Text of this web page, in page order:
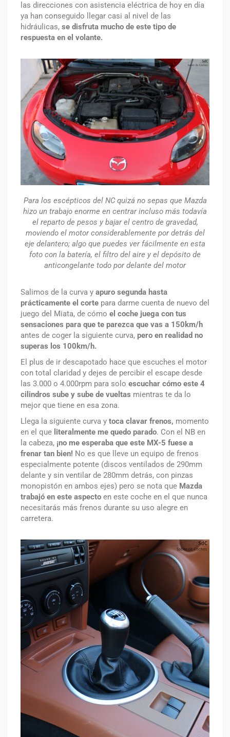
las direcciones con asistencia eléctrica de hoy en día
ya han conseguido llegar casi al nivel de las
hidráulicas, se disfruta mucho de este tipo de
respuesta en el volante.
Para los escépticos del NC quizá no sepas que Mazda
hizo un trabajo enorme en centrar incluso más todavía
el reparto de pesos y bajar el centro de gravedad,
moviendo el motor considerablemente por detrás del
eje delantero; algo que puedes ver fácilmente en esta
foto con la batería, el filtro del aire y el depósito de
anticongelante todo por delante del motor
Salimos de la curva y apuro segunda hasta
prácticamente el corte para darme cuenta de nuevo del
juego del Miata, de cómo el coche juega con tus
sensaciones para que te parezca que vas a 150km/h
antes de coger la siguiente curva, pero en realidad no
superas los 100km/h.
El plus de ir descapotado hace que escuches el motor
con total claridad y dejes de percibir el escape desde
las 3.000 o 4.000rpm para solo escuchar cómo este 4
cilindros sube y sube de vueltas mientras te da lo
mejor que tiene en esa zona.
Llega la siguiente curva y toca clavar frenos, momento
en el que literalmente me quedo parado. Con el NB en
la cabeza, ¡no me esperaba que este MX-5 fuese a
frenar tan bien! No es que lleve un equipo de frenos
especialmente potente (discos ventilados de 290mm
delante y sin ventilar de 280mm detrás, con pinzas
monopistón en ambos ejes) pero se nota que Mazda
trabajó en este aspecto en este coche en el que nunca
necesitarás más frenos durante su uso alegre en
carretera.